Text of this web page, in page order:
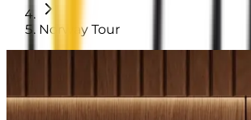
Norway Tour